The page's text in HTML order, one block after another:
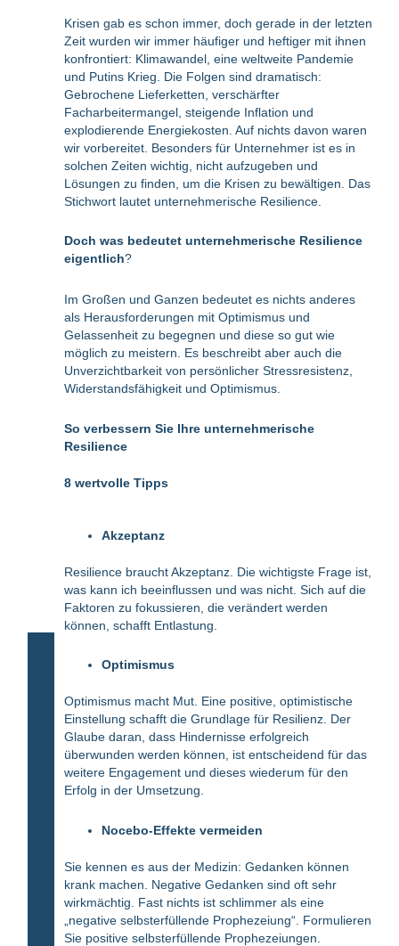
Krisen gab es schon immer, doch gerade in der letzten
Zeit wurden wir immer häufiger und heftiger mit ihnen
konfrontiert: Klimawandel, eine weltweite Pandemie
und Putins Krieg. Die Folgen sind dramatisch:
Gebrochene Lieferketten, verschärfter
Facharbeitermangel, steigende Inflation und
explodierende Energiekosten. Auf nichts davon waren
wir vorbereitet. Besonders für Unternehmer ist es in
solchen Zeiten wichtig, nicht aufzugeben und
Lösungen zu finden, um die Krisen zu bewältigen. Das
Stichwort lautet unternehmerische Resilience.
Doch was bedeutet unternehmerische Resilience
eigentlich?
Im Großen und Ganzen bedeutet es nichts anderes
als Herausforderungen mit Optimismus und
Gelassenheit zu begegnen und diese so gut wie
möglich zu meistern. Es beschreibt aber auch die
Unverzichtbarkeit von persönlicher Stressresistenz,
Widerstandsfähigkeit und Optimismus.
So verbessern Sie Ihre unternehmerische
Resilience
8 wertvolle Tipps
Akzeptanz
Resilience braucht Akzeptanz. Die wichtigste Frage ist,
was kann ich beeinflussen und was nicht. Sich auf die
Faktoren zu fokussieren, die verändert werden
können, schafft Entlastung.
Optimismus
Optimismus macht Mut. Eine positive, optimistische
Einstellung schafft die Grundlage für Resilienz. Der
Glaube daran, dass Hindernisse erfolgreich
überwunden werden können, ist entscheidend für das
weitere Engagement und dieses wiederum für den
Erfolg in der Umsetzung.
Nocebo-Effekte vermeiden
Sie kennen es aus der Medizin: Gedanken können
krank machen. Negative Gedanken sind oft sehr
wirkmächtig. Fast nichts ist schlimmer als eine
„negative selbsterfüllende Prophezeiung“. Formulieren
Sie positive selbsterfüllende Prophezeiungen.